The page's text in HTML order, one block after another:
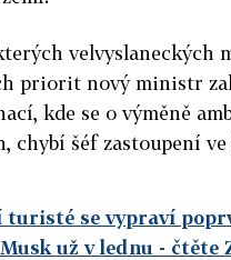
velvyslaneckých
priorit nový ministr
kde se o výměně
chybí šéf zastoupení ve
turisté se vypraví
už v lednu - čtěte